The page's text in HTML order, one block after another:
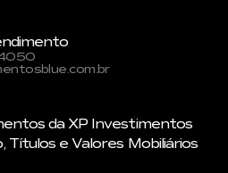
da XP Investimentos
Títulos e Valores Mobiliários